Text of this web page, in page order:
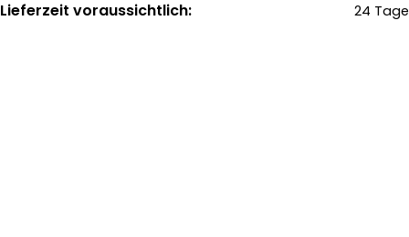
Lieferzeit voraussichtlich: 24 Tage